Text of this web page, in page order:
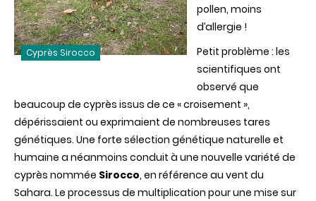
Cyprès Sirocco
pollen, moins
d’allergie !
Petit problème : les
scientifiques ont
observé que
beaucoup de cyprès issus de ce « croisement »,
dépérissaient ou exprimaient de nombreuses tares
génétiques. Une forte sélection génétique naturelle et
humaine a néanmoins conduit à une nouvelle variété de
cyprès nommée Sirocco, en référence au vent du
Sahara. Le processus de multiplication pour une mise sur